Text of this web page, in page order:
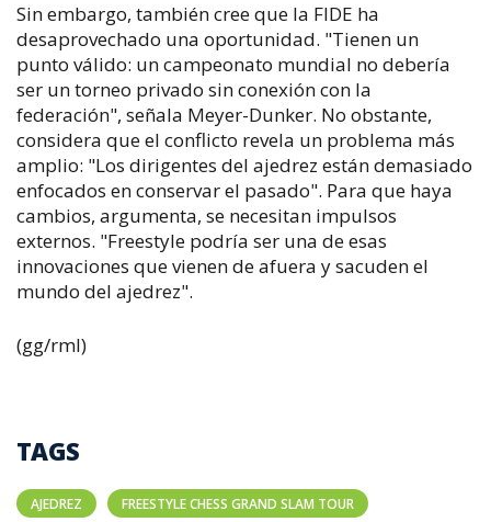
Sin embargo, también cree que la FIDE ha
desaprovechado una oportunidad. "Tienen un
punto válido: un campeonato mundial no debería
ser un torneo privado sin conexión con la
federación", señala Meyer-Dunker. No obstante,
considera que el conflicto revela un problema más
amplio: "Los dirigentes del ajedrez están demasiado
enfocados en conservar el pasado". Para que haya
cambios, argumenta, se necesitan impulsos
externos. "Freestyle podría ser una de esas
innovaciones que vienen de afuera y sacuden el
mundo del ajedrez".
(gg/rml)
TAGS
AJEDREZ FREESTYLE CHESS GRAND SLAM TOUR